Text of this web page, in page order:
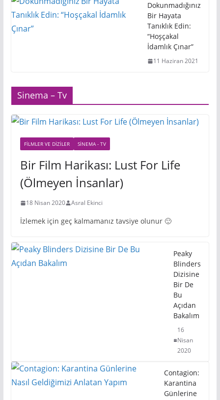
Dokunmadığınız
Bir Hayata
Tanıklık Edin:
“Hoşçakal
İdamlık Çınar”
11 Haziran 2021
Sinema – Tv
FILMLER VE DIZILER SINEMA - TV
Bir Film Harikası: Lust For Life
(Ölmeyen İnsanlar)
18 Nisan 2020 Asral Ekinci
İzlemek için geç kalmamanız tavsiye olunur 🙂
Peaky
Blinders
Dizisine
Bir De
Bu
Açıdan
Bakalım
16
Nisan
2020
Contagion:
Karantina
Günlerine